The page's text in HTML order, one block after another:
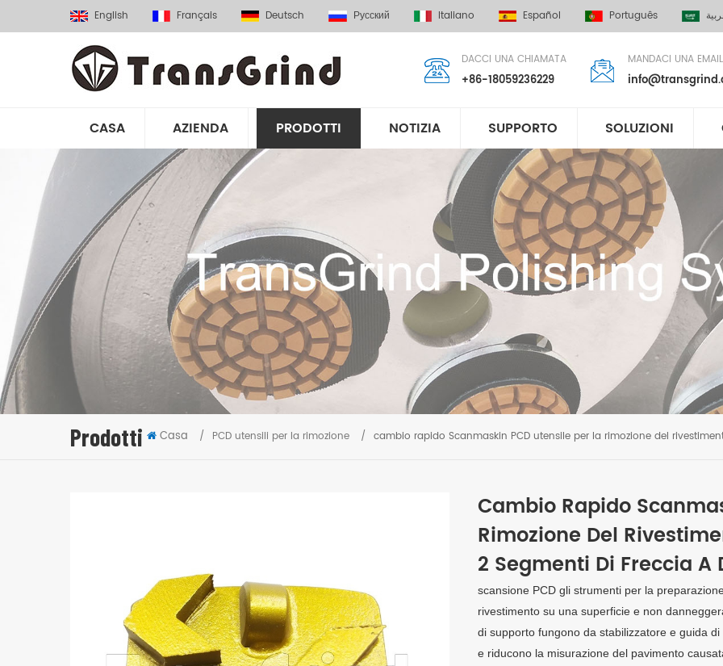
English Français Deutsch Русский Italiano Español Português
DACCI UNA CHIAMATA
+86-18059236229
MANDACI UNA EMAIL
CASA AZIENDA PRODOTTI NOTIZIA SUPPORTO SOLUZIONI
Prodotti Casa / PCD utensili per la rimozione / cambio rapido Scanmaskin PCD utensile per la rimozione del
Cambio Rapido
Rimozione Del
2 Segmenti Di Freccia
scansione PCD gli strumenti per la
rivestimento su una superficie e non
di supporto fungono da stabilizzatore e guida
e riducono la misurazione del pavimento